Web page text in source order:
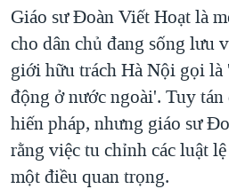
Giáo sư Đoàn Viết Hoạt là
cho dân chủ đang sống lưu
giới hữu trách Hà Nội gọi
động ở nước ngoài'. Tuy
hiến pháp, nhưng giáo sư
rằng việc tu chỉnh các luật
một điều quan trọng.